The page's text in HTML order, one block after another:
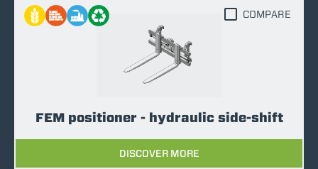
FEM positioner - hydraulic side-shift
DISCOVER MORE
COMPARE